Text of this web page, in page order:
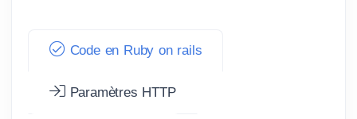
Code en Ruby on rails
Paramètres HTTP